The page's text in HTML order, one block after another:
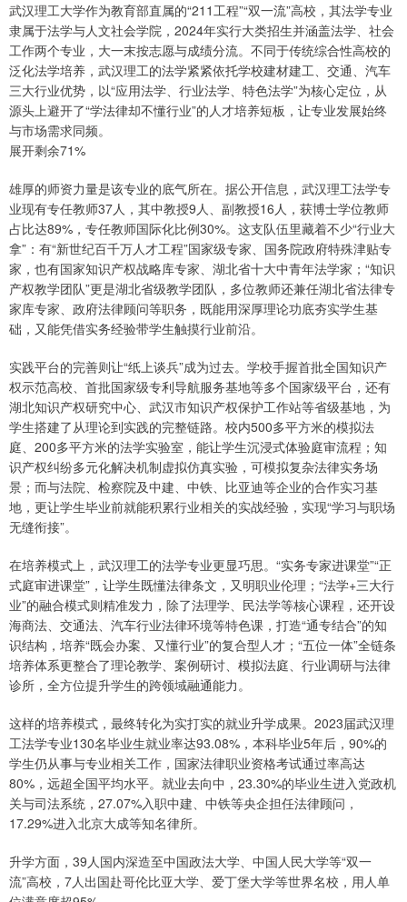
武汉理工大学作为教育部直属的“211工程”“双一流”高校，其法学专业
隶属于法学与人文社会学院，2024年实行大类招生并涵盖法学、社会
工作两个专业，大一末按志愿与成绩分流。不同于传统综合性高校的
泛化法学培养，武汉理工的法学紧紧依托学校建材建工、交通、汽车
三大行业优势，以“应用法学、行业法学、特色法学”为核心定位，从
源头上避开了“学法律却不懂行业”的人才培养短板，让专业发展始终
与市场需求同频。
展开剩余71%
雄厚的师资力量是该专业的底气所在。据公开信息，武汉理工法学专
业现有专任教师37人，其中教授9人、副教授16人，获博士学位教师
占比达89%，专任教师国际化比例30%。这支队伍里藏着不少“行业大
拿”：有“新世纪百千万人才工程”国家级专家、国务院政府特殊津贴专
家，也有国家知识产权战略库专家、湖北省十大中青年法学家；“知识
产权教学团队”更是湖北省级教学团队，多位教师还兼任湖北省法律专
家库专家、政府法律顾问等职务，既能用深厚理论功底夯实学生基
础，又能凭借实务经验带学生触摸行业前沿。
实践平台的完善则让“纸上谈兵”成为过去。学校手握首批全国知识产
权示范高校、首批国家级专利导航服务基地等多个国家级平台，还有
湖北知识产权研究中心、武汉市知识产权保护工作站等省级基地，为
学生搭建了从理论到实践的完整链路。校内500多平方米的模拟法
庭、200多平方米的法学实验室，能让学生沉浸式体验庭审流程；知
识产权纠纷多元化解决机制虚拟仿真实验，可模拟复杂法律实务场
景；而与法院、检察院及中建、中铁、比亚迪等企业的合作实习基
地，更让学生毕业前就能积累行业相关的实战经验，实现“学习与职场
无缝衔接”。
在培养模式上，武汉理工的法学专业更显巧思。“实务专家进课堂”“正
式庭审进课堂”，让学生既懂法律条文，又明职业伦理；“法学+三大行
业”的融合模式则精准发力，除了法理学、民法学等核心课程，还开设
海商法、交通法、汽车行业法律环境等特色课，打造“通专结合”的知
识结构，培养“既会办案、又懂行业”的复合型人才；“五位一体”全链条
培养体系更整合了理论教学、案例研讨、模拟法庭、行业调研与法律
诊所，全方位提升学生的跨领域融通能力。
这样的培养模式，最终转化为实打实的就业升学成果。2023届武汉理
工法学专业130名毕业生就业率达93.08%，本科毕业5年后，90%的
学生仍从事与专业相关工作，国家法律职业资格考试通过率高达
80%，远超全国平均水平。就业去向中，23.30%的毕业生进入党政机
关与司法系统，27.07%入职中建、中铁等央企担任法律顾问，
17.29%进入北京大成等知名律所。
升学方面，39人国内深造至中国政法大学、中国人民大学等“双一
流”高校，7人出国赴哥伦比亚大学、爱丁堡大学等世界名校，用人单